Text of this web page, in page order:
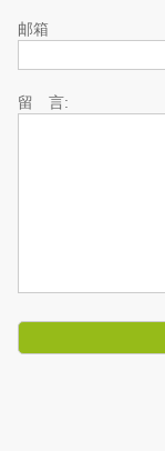
邮箱
留 言: